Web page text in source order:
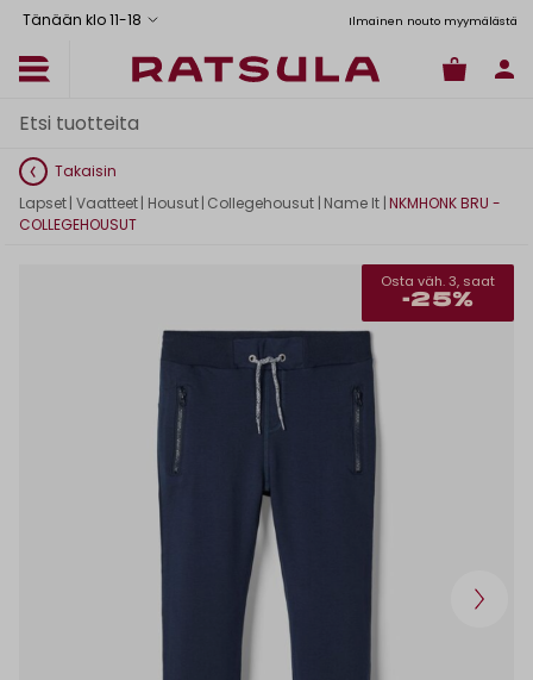
Tänään klo 11-18
Toimituskulut alk. 6,90€
Manner-Suomeen yli 120 euron tilauksiin Ilmainen nouto myymälästä
Takaisin
Lapset| Vaatteet| Housut | Collegehousut | Name It |NKMHONK BRU -
COLLEGEHOUSUT
Osta väh. 3, saat
-25%